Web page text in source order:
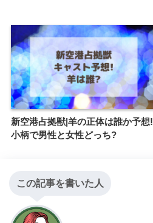
新空港占拠獣|羊の正体は誰か予想!
小柄で男性と女性どっち?
この記事を書いた人